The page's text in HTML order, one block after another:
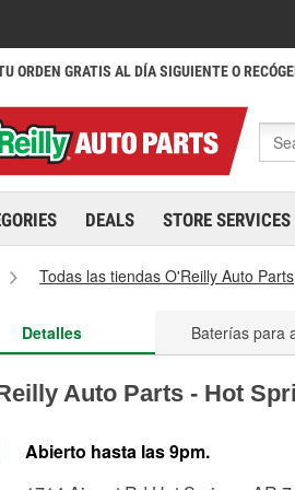
ORDEN GRATIS AL DÍA SIGUIENTE O
DEALS STORE SERVICES
Todas las tiendas O'Reilly Auto Parts
Detalles Baterías para
Auto Parts - Hot
Abierto hasta las 9pm.